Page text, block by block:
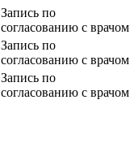
Запись по
согласованию с врачом
Запись по
согласованию с врачом
Запись по
согласованию с врачом